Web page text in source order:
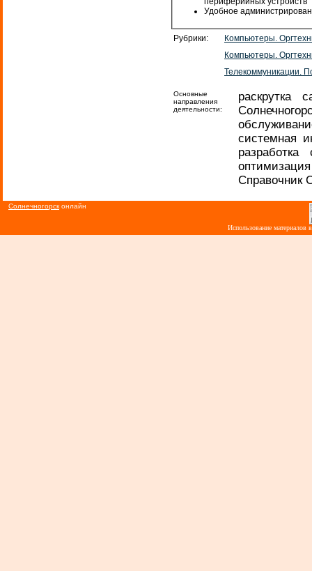
Удобное
Рубрики:
Компьютеры.
Компьютеры.
Телекоммуникации.
Основные
направления
деятельности:
раскрутка
системная
Справочник
Солнечногорск онлайн
Использование материалов